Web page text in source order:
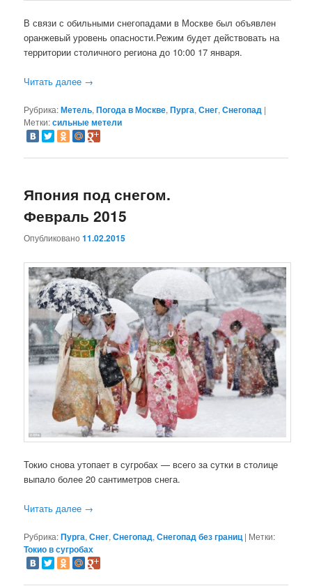
В связи с обильными снегопадами в Москве был объявлен
оранжевый уровень опасности.Режим будет действовать на
территории столичного региона до 10:00 17 января.
Читать далее →
Рубрика:Метель,Погода в Москве,Пурга,Снег,Снегопад |
Метки:сильные метели
Япония под снегом.
Февраль 2015
Опубликовано11.02.2015
Токио снова утопает в сугробах — всего за сутки в столице
выпало более 20 сантиметров снега.
Читать далее →
Рубрика:Пурга,Снег,Снегопад,Снегопад без границ | Метки:
Токио в сугробах